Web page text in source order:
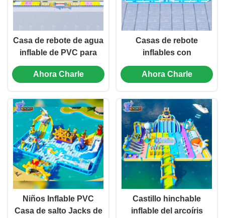
Casa de rebote de agua
inflable de PVC para
adultos Curso de
obstáculos inflable
Ahora Charle
Casas de rebote
inflables con
deslizamiento de agua
Ahora Charle
Niños Inflable PVC
Casa de salto Jacks de
Castillo hinchable
inflable del arcoíris